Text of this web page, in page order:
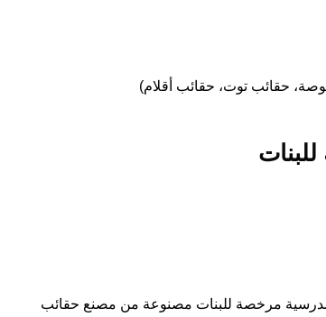
مدرسية مرخصة للبنات مصنوعة من مصنع حقائب